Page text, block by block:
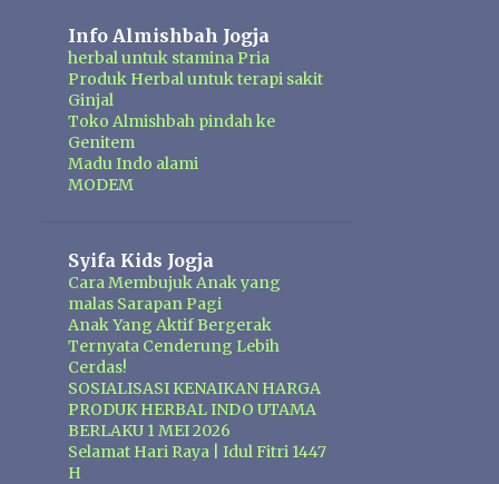
Info Almishbah Jogja
herbal untuk stamina Pria
Produk Herbal untuk terapi sakit
Ginjal
Toko Almishbah pindah ke
Genitem
Madu Indo alami
MODEM
Syifa Kids Jogja
Cara Membujuk Anak yang
malas Sarapan Pagi
Anak Yang Aktif Bergerak
Ternyata Cenderung Lebih
Cerdas!
SOSIALISASI KENAIKAN HARGA
PRODUK HERBAL INDO UTAMA
BERLAKU 1 MEI 2026
Selamat Hari Raya | Idul Fitri 1447
H